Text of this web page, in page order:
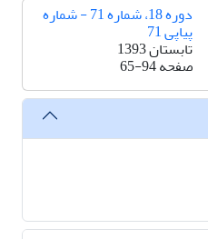
دوره 18، شماره 71 - شماره
پیاپی 71
تابستان 1393
صفحه65-94